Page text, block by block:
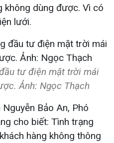
không dùng được. Vì có
lưới.
tư điện mặt trời mái
Ảnh: Ngọc Thạch
Bảo An, Phó
cho biết: Tình trạng
hàng không thông